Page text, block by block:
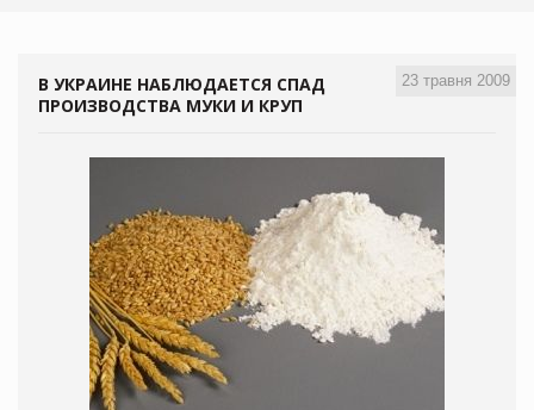
23 травня 2009
В УКРАИНЕ НАБЛЮДАЕТСЯ СПАД
ПРОИЗВОДСТВА МУКИ И КРУП